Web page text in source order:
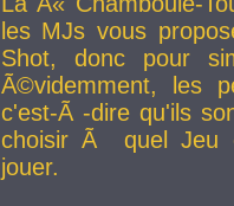
les MJs vous
Shot, donc pour
Ã©videmment, les
c'est-Ã -dire qu'ils
choisir Ã quel Jeu
jouer.